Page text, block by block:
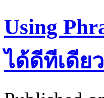
Using
ได้ดีทีเดียว